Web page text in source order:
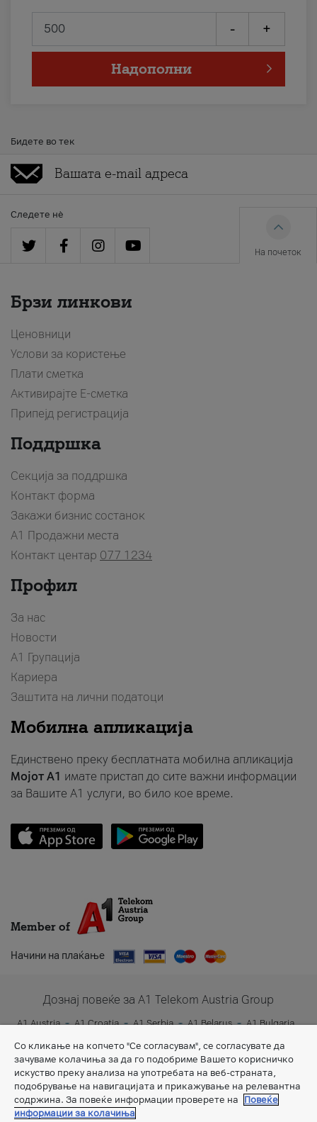
- +
Надополни
Бидете во тек
Следете нè
На почеток
Брзи линкови
Ценовници
Услови за користење
Плати сметка
Активирајте Е-сметка
Припејд регистрација
Поддршка
Секција за поддршка
Контакт форма
Закажи бизнис состанок
A1 Продажни места
Контакт центар 077 1234
Профил
За нас
Новости
А1 Групација
Кариера
Заштита на лични податоци
Мобилна апликација
Единствено преку бесплатната мобилна апликација
Мојот A1 имате пристап до сите важни информации
за Вашите A1 услуги, во било кое време.
Member of
Начини на плаќање
Дознај повеќе за A1 Telekom Austria Group
A1 Austria A1 Croatia A1 Serbia A1 Belarus
A1 Bulgaria
A1 Slovenia
A1 Digital
Со кликање на копчето "Се согласувам", се согласувате да
зачуваме колачиња за да го подобриме Вашето корисничко
искуство преку анализа на употребата на веб-страната,
подобрување на навигацијата и прикажување на релевантна
содржина. За повеќе информации проверете на
Повеќе
информации за колачиња